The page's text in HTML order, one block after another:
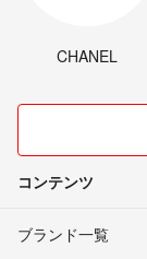
CHANEL
コンテンツ
ブランド一覧